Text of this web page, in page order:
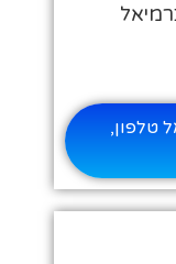
טלפון,